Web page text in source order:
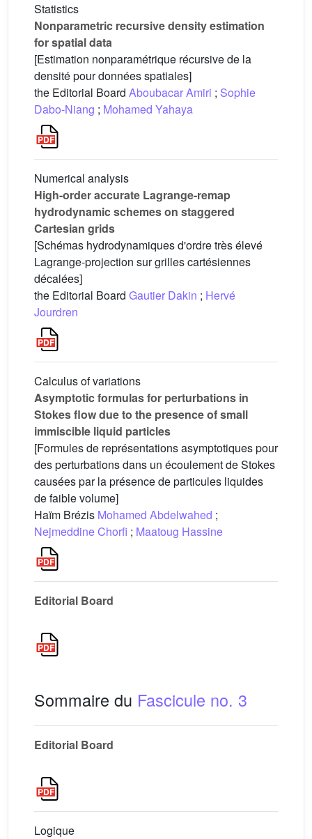
Statistics
Nonparametric recursive density estimation
for spatial data
[Estimation nonparamétrique récursive de la
densité pour données spatiales]
the Editorial Board Aboubacar Amiri ; Sophie
Dabo-Niang ; Mohamed Yahaya
Numerical analysis
High-order accurate Lagrange-remap
hydrodynamic schemes on staggered
Cartesian grids
[Schémas hydrodynamiques d'ordre très élevé
Lagrange-projection sur grilles cartésiennes
décalées]
the Editorial Board Gautier Dakin ; Hervé
Jourdren
Calculus of variations
Asymptotic formulas for perturbations in
Stokes flow due to the presence of small
immiscible liquid particles
[Formules de représentations asymptotiques pour
des perturbations dans un écoulement de Stokes
causées par la présence de particules liquides
de faible volume]
Haïm Brézis Mohamed Abdelwahed ;
Nejmeddine Chorfi ; Maatoug Hassine
Editorial Board
Sommaire du Fascicule no. 3
Editorial Board
Logique